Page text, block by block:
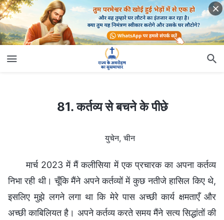
81. कर्तव्य से बचने के पीछे
युचेन, चीन
मार्च 2023 में मैं कलीसिया में एक प्रचारक का अपना कर्तव्य
निभा रही थी। चूँकि मैंने अपने कर्तव्यों में कुछ नतीजे हासिल किए थे,
इसलिए मुझे लगने लगा था कि मेरे पास अच्छी कार्य क्षमताएँ और
अच्छी काबिलियत है। अपने कर्तव्य करते समय मैंने सत्य सिद्धांतों की